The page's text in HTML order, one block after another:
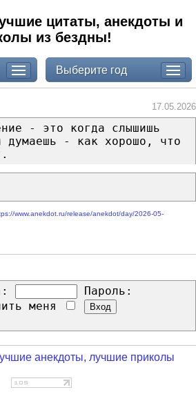
цитаты, анекдоты и
из бездны!
Выберите год
17.05.2026
- это когда слышишь
думаешь - как хорошо, что
www.anekdot.ru/release/anekdot/day/2026-05-
Пароль:
меня
анекдоты, лучшие приколы